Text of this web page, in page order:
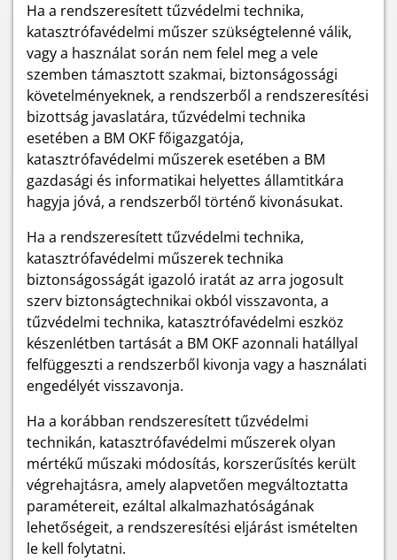
Ha a rendszeresített tűzvédelmi technika,
katasztrófavédelmi műszer szükségtelenné válik,
vagy a használat során nem felel meg a vele
szemben támasztott szakmai, biztonságossági
követelményeknek, a rendszerből a rendszeresítési
bizottság javaslatára, tűzvédelmi technika
esetében a BM OKF főigazgatója,
katasztrófavédelmi műszerek esetében a BM
gazdasági és informatikai helyettes államtitkára
hagyja jóvá, a rendszerből történő kivonásukat.
Ha a rendszeresített tűzvédelmi technika,
katasztrófavédelmi műszerek technika
biztonságosságát igazoló iratát az arra jogosult
szerv biztonságtechnikai okból visszavonta, a
tűzvédelmi technika, katasztrófavédelmi eszköz
készenlétben tartását a BM OKF azonnali hatállyal
felfüggeszti a rendszerből kivonja vagy a használati
engedélyét visszavonja.
Ha a korábban rendszeresített tűzvédelmi
technikán, katasztrófavédelmi műszerek olyan
mértékű műszaki módosítás, korszerűsítés került
végrehajtásra, amely alapvetően megváltoztatta
paramétereit, ezáltal alkalmazhatóságának
lehetőségeit, a rendszeresítési eljárást ismételten
le kell folytatni.